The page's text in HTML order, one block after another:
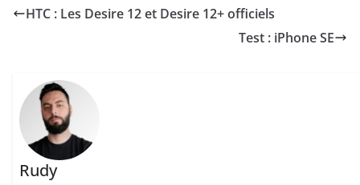
HTC : Les Desire 12 et Desire 12+ officiels
Test : iPhone SE
Rudy